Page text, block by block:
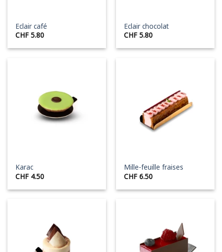
Eclair café
CHF 5.80
Eclair chocolat
CHF 5.80
Karac
CHF 4.50
Mille-feuille fraises
CHF 6.50